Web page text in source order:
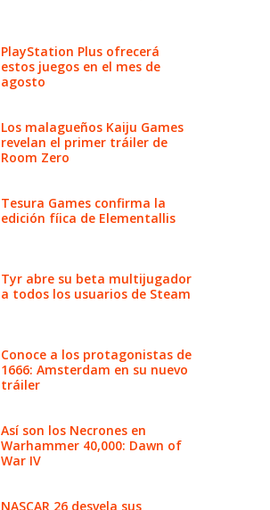
PlayStation Plus ofrecerá
estos juegos en el mes de
agosto
Los malagueños Kaiju Games
revelan el primer tráiler de
Room Zero
Tesura Games confirma la
edición fíica de Elementallis
Tyr abre su beta multijugador
a todos los usuarios de Steam
Conoce a los protagonistas de
1666: Amsterdam en su nuevo
tráiler
Así son los Necrones en
Warhammer 40,000: Dawn of
War IV
NASCAR 26 desvela sus